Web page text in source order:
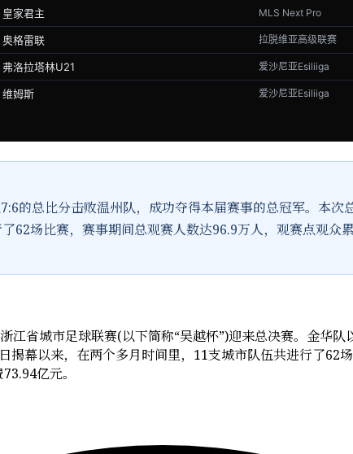
皇家君主 MLS Next Pro
奥格雷联 拉脱维亚高级联赛
弗洛拉塔林U21 爱沙尼亚Esiliiga
维姆斯 爱沙尼亚Esiliiga
的总比分击败温州队，成功夺得本届赛事的总冠军。本
62场比赛，赛事期间总观赛人数达96.9万人，观赛点观
省城市足球联赛(以下简称“吴越杯”)迎来总决赛。金华
揭幕以来，在两个多月时间里，11支城市队伍共进行了62
亿元。